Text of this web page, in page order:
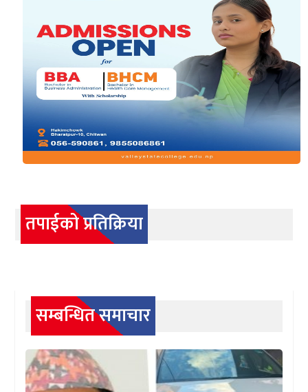
तपाईको प्रतिक्रिया
सम्बन्धित समाचार